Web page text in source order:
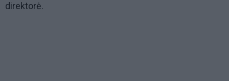
direktorė.